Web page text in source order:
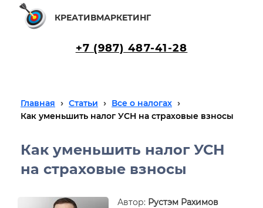
КРЕАТИВМАРКЕТИНГ
+7 (987) 487-41-28
Главная › Статьи › Все о налогах ›
Как уменьшить налог УСН на страховые взносы
Как уменьшить налог УСН
на страховые взносы
Автор: Рустэм Рахимов